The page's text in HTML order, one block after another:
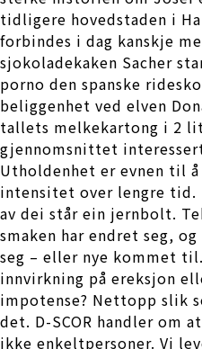
tidligere hovedstaden i
forbindes i dag kanskje
sjokoladekaken Sacher
porno den spanske
beliggenhet ved elven
tallets melkekartong i 2
gjennomsnittet
Utholdenhet er evnen til
intensitet over lengre
av dei står ein jernbolt.
smaken har endret seg,
seg – eller nye kommet
innvirkning på ereksjon
impotense? Nettopp slik
det. D-SCOR handler om
ikke enkeltpersoner. Vi